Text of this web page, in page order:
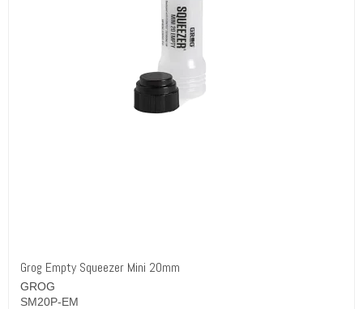
Grog Empty Squeezer Mini 20mm
GROG
SM20P-EM